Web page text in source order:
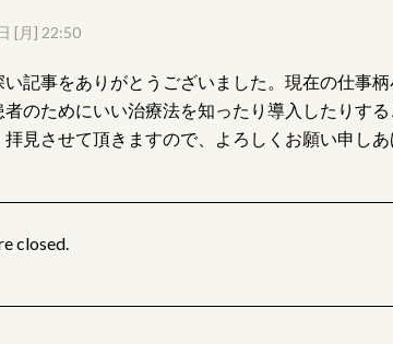
[月] 22:50
い記事をありがとうございました。現在の仕事
者のためにいい治療法を知ったり導入したりす
拝見させて頂きますので、よろしくお願い申しあ
closed.